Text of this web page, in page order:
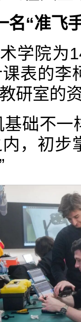
名“准飞
学院为
表的
研室的
基础不
，初步